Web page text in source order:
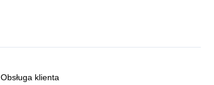
Obsługa klienta